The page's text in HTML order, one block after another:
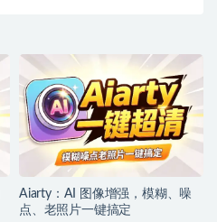
Aiarty：AI 图像增强，模糊、噪
点、老照片一键搞定